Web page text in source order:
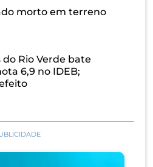
morto em terreno
Rio Verde bate
6,9 no IDEB;